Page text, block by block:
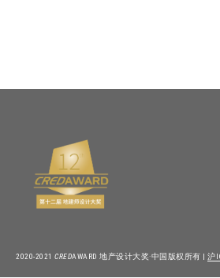
2020-2021 CREDAWARD 地产设计大奖·中国版权所有 | 沪